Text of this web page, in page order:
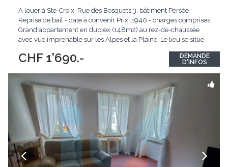
CHF 1'690.-
A louer à Ste-Croix, Rue des Bosquets 3, bâtiment Persée
Reprise de bail - date à convenir Prix: 1940.- charges comprises
Grand appartement en duplex (148m2) au rez-de-chaussée
avec vue imprenable sur les Alpes et la Plaine. Le lieu se situe
belle terrasse ensoleillée. Parking à disposition. 1 er niveau *
Coin...
DEMANDE
D'INFOS